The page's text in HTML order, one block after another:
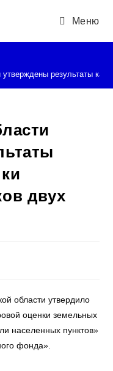
Меню
результаты
двух
области утвердило
оценки земельных
населенных пунктов»
фонда».